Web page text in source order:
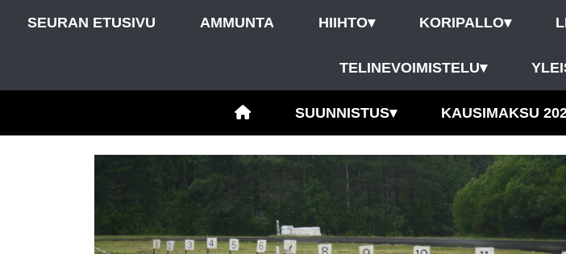
SEURAN ETUSIVU AMMUNTA HIIHTO▾ KORIPALLO▾
TELINEVOIMISTELU▾
SUUNNISTUS▾ KAUSIMAKSU